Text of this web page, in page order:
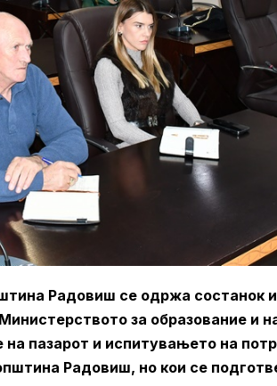
Радовиш се одржа состанок и
за образование и
пазарот и испитувањето на
Радовиш, но кои се